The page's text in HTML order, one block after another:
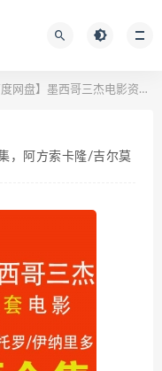
墨西哥三杰电影资源合集，阿方索卡隆/吉尔莫德尔托罗/亚历桑德罗伊纳里多
，阿方索卡隆/吉尔莫